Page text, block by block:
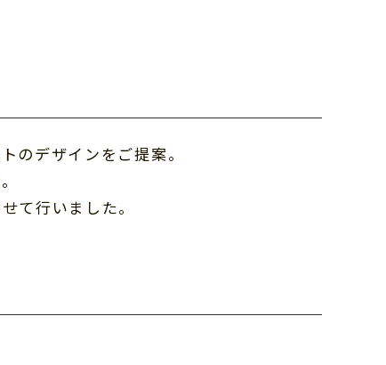
のデザインをご提案。
て行いました。